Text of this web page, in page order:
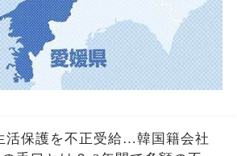
活保護を不正受給…韓国籍会社